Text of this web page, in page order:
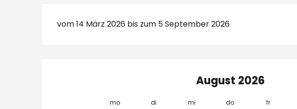
vom 14 März 2026 bis zum 5 September 2026
August 2026
mo di mi do fr